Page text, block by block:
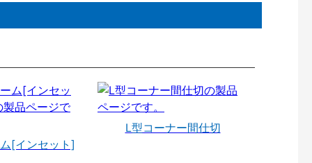
[インセット]
L型コーナー間仕切